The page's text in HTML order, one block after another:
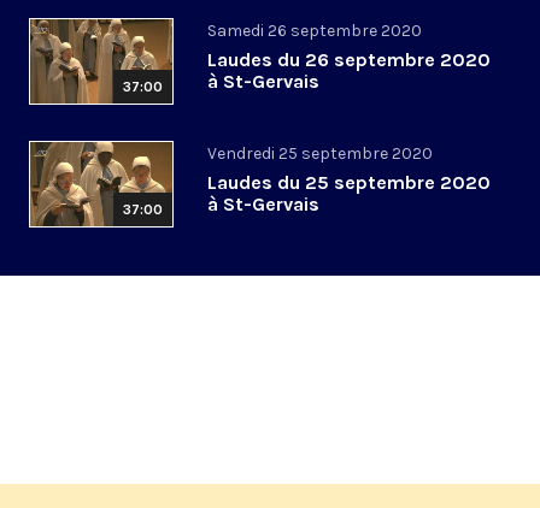
37:00
Samedi 26 septembre 2020
Laudes du 26 septembre 2020
à St-Gervais
37:00
Vendredi 25 septembre 2020
Laudes du 25 septembre 2020
à St-Gervais